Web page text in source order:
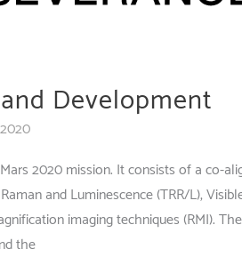
Development
2020 mission. It consists of a co-
and Luminescence (TRR/L),
imaging techniques (RMI).
the